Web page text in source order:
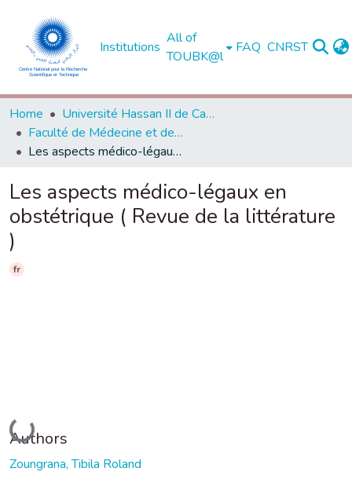
Institutions
All of
TOUBK@l
FAQ CNRST
Home
Université Hassan II de Casablanca
Faculté de Médecine et de Pharmacie - Casablanca
Les aspects médico-légaux en obstétrique ( Revue de la littérature )
Les aspects médico-légaux en
obstétrique ( Revue de la littérature
)
fr
Loading...
Authors
Zoungrana, Tibila Roland